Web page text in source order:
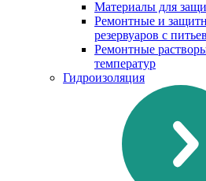
Материалы для
Ремонтные и
резервуаров с
Ремонтные
температур
Гидроизоляция